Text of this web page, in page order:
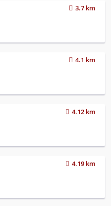
3.7 km
4.1 km
4.12 km
4.19 km